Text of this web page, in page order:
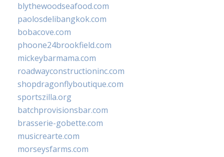
blythewoodseafood.com
paolosdelibangkok.com
bobacove.com
phoone24brookfield.com
mickeybarmama.com
roadwayconstructioninc.com
shopdragonflyboutique.com
sportszilla.org
batchprovisionsbar.com
brasserie-gobette.com
musicrearte.com
morseysfarms.com